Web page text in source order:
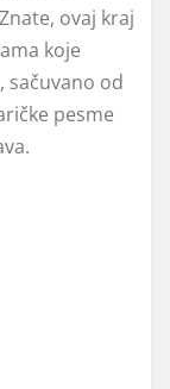
ovaj kraj
koje
sačuvano od
pesme